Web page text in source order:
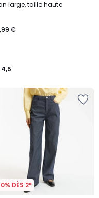
large, taille haute
€
4,5
DÈS 2*